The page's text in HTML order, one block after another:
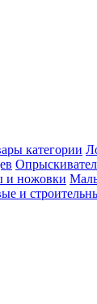
категории
и ножовки
и